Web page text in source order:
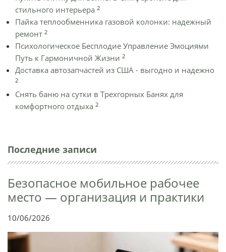
стильного интерьера 2
Пайка теплообменника газовой колонки: надежный
ремонт 2
Психологическое Бесплодие Управление Эмоциями
Путь к Гармоничной Жизни 2
Доставка автозапчастей из США - выгодно и надежно
2
Снять баню на сутки в Трехгорных Банях для
комфортного отдыха 2
Последние записи
Безопасное мобильное рабочее
место — организация и практики
10/06/2026